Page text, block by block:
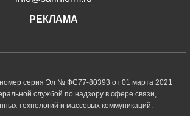
РЕКЛАМА
серия Эл № ФС77-80393 от 01 марта 2021
службой по надзору в сфере связи,
технологий и массовых коммуникаций.